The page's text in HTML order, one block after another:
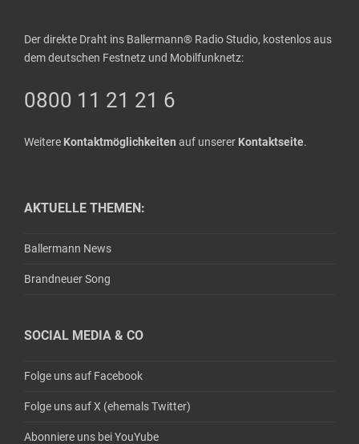
Der direkte Draht ins Ballermann® Radio Studio, kostenlos aus
dem deutschen Festnetz und Mobilfunknetz:
0800 11 21 21 6
Weitere Kontaktmöglichkeiten auf unserer Kontaktseite.
AKTUELLE THEMEN:
Ballermann News
Brandneuer Song
SOCIAL MEDIA & CO
Folge uns auf Facebook
Folge uns auf X (ehemals Twitter)
Abonniere uns bei YouYube